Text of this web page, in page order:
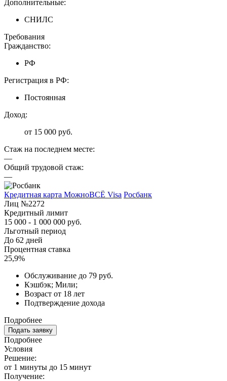
Дополнительные:
СНИЛС
Требования
Гражданство:
РФ
Регистрация в РФ:
Постоянная
Доход:
от 15 000 руб.
Стаж на последнем месте:
—
Общий трудовой стаж:
—
Кредитная карта МожноВСЁ Visa Росбанк
Лиц №2272
Кредитный лимит
15 000 - 1 000 000 руб.
Льготный период
До 62 дней
Процентная ставка
25,9%
Обслуживание до 79 руб.
Кэшбэк; Мили;
Возраст от 18 лет
Подтверждение дохода
Подробнее
Подать заявку
Подробнее
Условия
Решение:
от 1 минуты до 15 минут
Получение: